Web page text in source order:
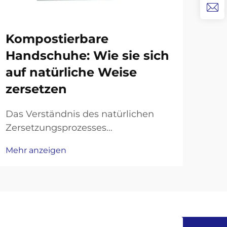
Kompostierbare
Handschuhe: Wie sie sich
auf natürliche Weise
zersetzen
Das Verständnis des natürlichen
Zersetzungsprozesses
Handschutzprodukte. Da das
Mehr anzeigen